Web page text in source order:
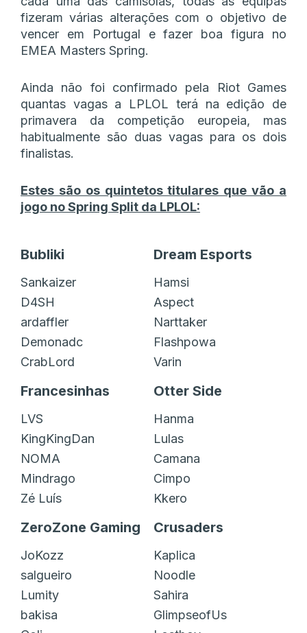
fizeram várias alterações com o objetivo de
vencer em Portugal e fazer boa figura no
EMEA Masters Spring.
Ainda não foi confirmado pela Riot Games
quantas vagas a LPLOL terá na edição de
primavera da competição europeia, mas
habitualmente são duas vagas para os dois
finalistas.
Estes são os quintetos titulares que vão a
jogo no Spring Split da LPLOL:
Bubliki Dream Esports
Sankaizer
Hamsi
D4SH
Aspect
ardaffler
Narttaker
Demonadc
Flashpowa
CrabLord
Varin
Francesinhas Otter Side
LVS
Hanma
KingKingDan
Lulas
NOMA
Camana
Mindrago
Cimpo
Zé Luís
Kkero
ZeroZone Gaming Crusaders
JoKozz
Kaplica
salgueiro
Noodle
Lumity
Sahira
bakisa
GlimpseofUs